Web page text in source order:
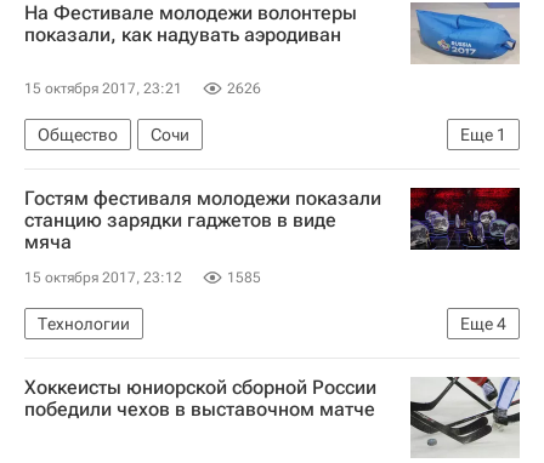
На Фестивале молодежи волонтеры
показали, как надувать аэродиван
15 октября 2017, 23:21 2626
Еще 1
Общество
Сочи
Всемирный фестиваль молодежи и студентов-2017
Гостям фестиваля молодежи показали
станцию зарядки гаджетов в виде
мяча
15 октября 2017, 23:12 1585
Еще4
Технологии
Всемирный фестиваль молодежи и студентов-2017
Чувашская Республика
Сочи
Хоккеисты юниорской сборной России
победили чехов в выставочном матче